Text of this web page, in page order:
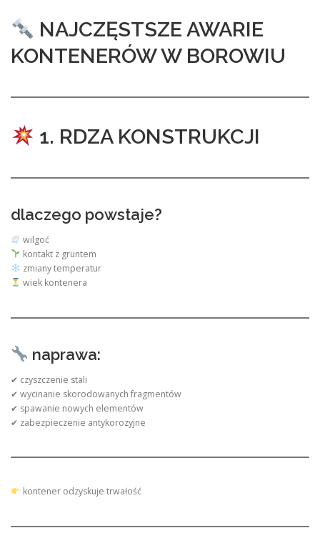
NAJCZĘSTSZE AWARIE
KONTENERÓW W BOROWIU
1. RDZA KONSTRUKCJI
dlaczego powstaje?
wilgoć
kontakt z gruntem
zmiany temperatur
wiek kontenera
naprawa:
✔ czyszczenie stali
✔ wycinanie skorodowanych fragmentów
✔ spawanie nowych elementów
✔ zabezpieczenie antykorozyjne
kontener odzyskuje trwałość